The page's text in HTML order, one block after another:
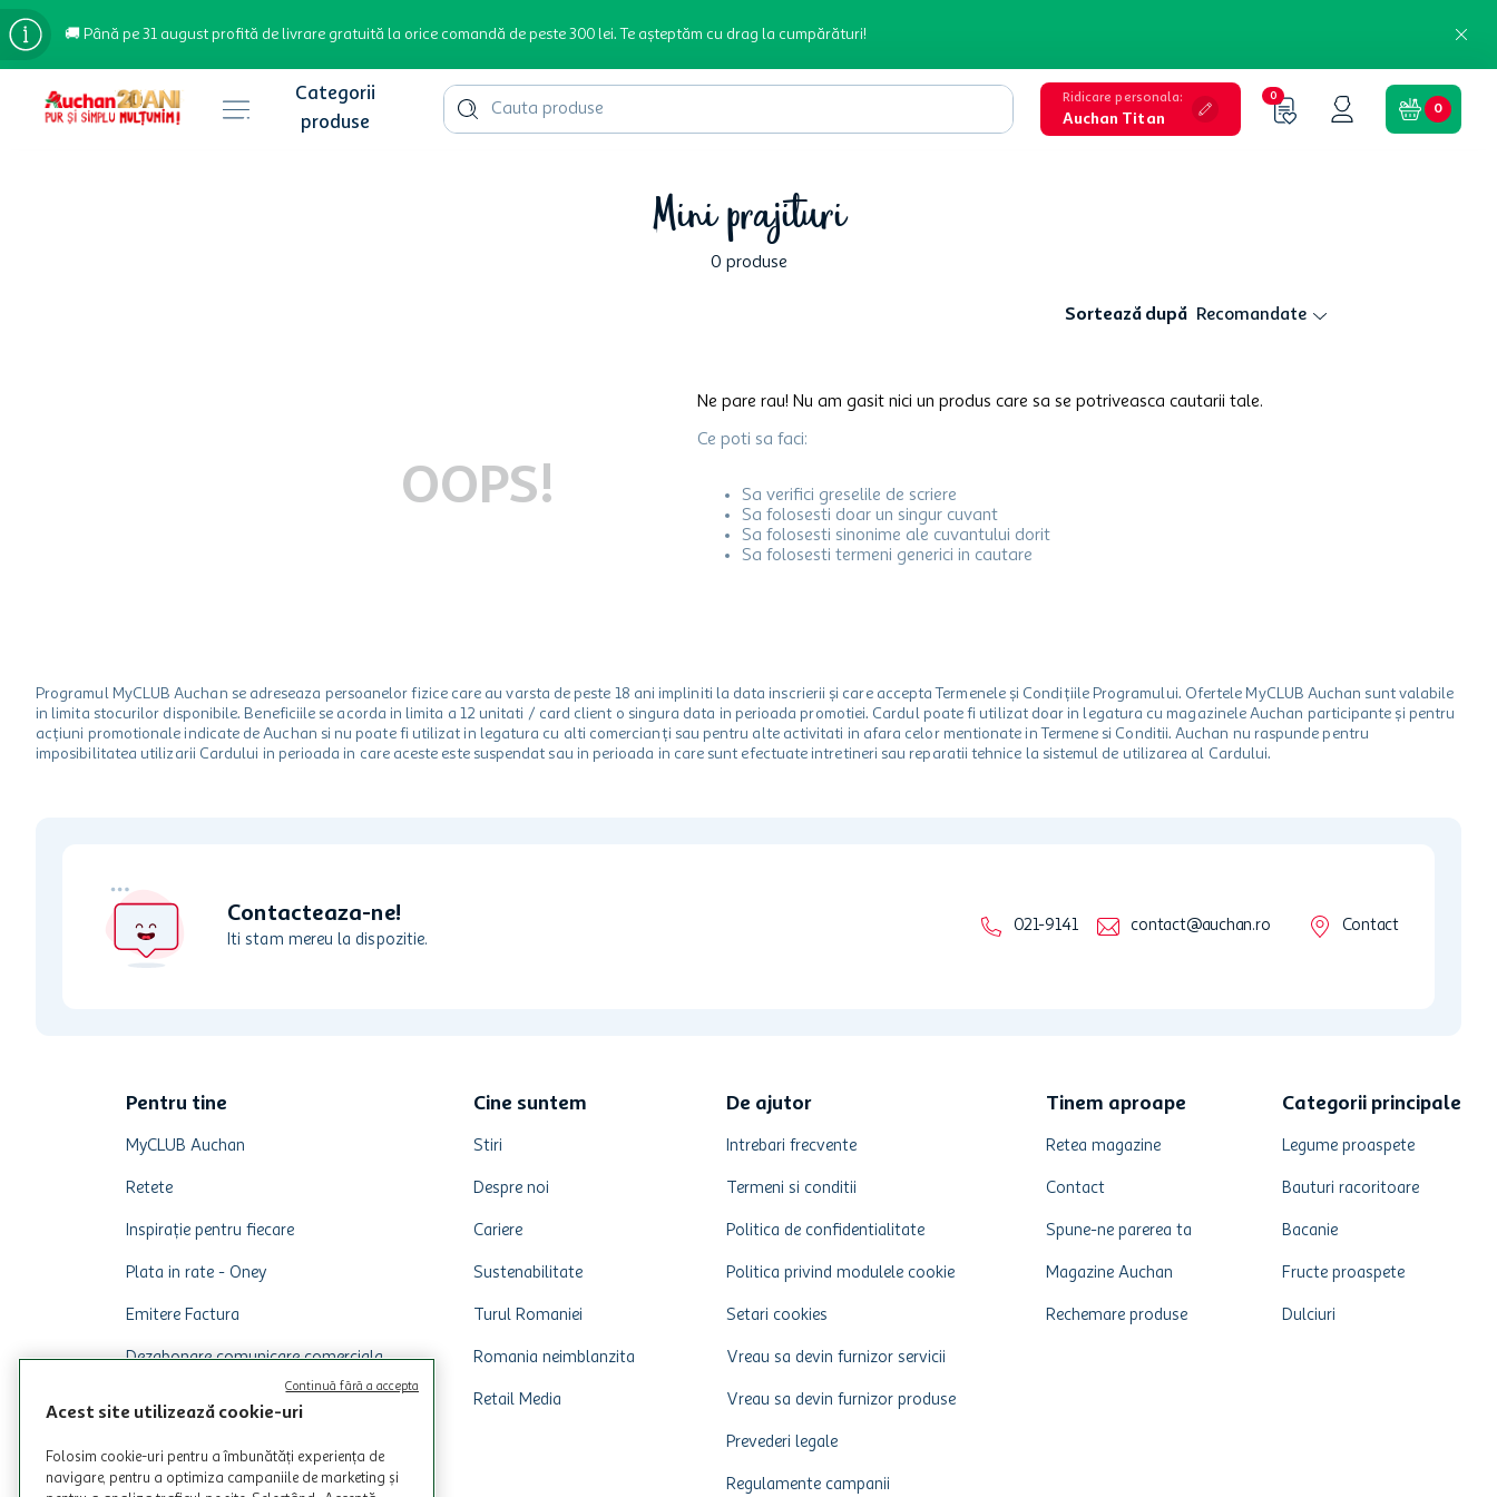
🚚 Până pe 31 august profită de livrare gratuită la orice comandă de peste 300 lei. Te așteptăm cu drag la cumpărături!
Cauta produse Ridicare personala:
Auchan Titan
0
0
Mini prajituri
0 produse
Sortează după Recomandate
OOPS!
Ne pare rau! Nu am gasit nici un produs care sa se potriveasca cautarii tale.
Ce poti sa faci:
Sa verifici greselile de scriere
Sa folosesti doar un singur cuvant
Sa folosesti sinonime ale cuvantului dorit
Sa folosesti termeni generici in cautare
Programul MyCLUB Auchan se adreseaza persoanelor fizice care au varsta de peste 18 ani impliniti la data inscrierii și care accepta Termenele și Condițiile Programului. Ofertele MyCLUB Auchan sunt valabile
in limita stocurilor disponibile. Beneficiile se acorda in limita a 12 unitati / card client o singura data in perioada promotiei. Cardul poate fi utilizat doar in legatura cu magazinele Auchan participante și pentru
acțiuni promotionale indicate de Auchan si nu poate fi utilizat in legatura cu alti comercianți sau pentru alte activitati in afara celor mentionate in Termene si Conditii. Auchan nu raspunde pentru
imposibilitatea utilizarii Cardului in perioada in care aceste este suspendat sau in perioada in care sunt efectuate intretineri sau reparatii tehnice la sistemul de utilizarea al Cardului.
Contacteaza-ne!
Iti stam mereu la dispozitie.
021-9141 contact@auchan.ro Contact
Pentru tine
MyCLUB Auchan
Retete
Inspirație pentru fiecare
Plata in rate - Oney
Emitere Factura
Dezabonare comunicare comerciala
Cine suntem
Stiri
Despre noi
Cariere
Sustenabilitate
Turul Romaniei
Romania neimblanzita
Retail Media
De ajutor
Intrebari frecvente
Termeni si conditii
Politica de confidentialitate
Politica privind modulele cookie
Setari cookies
Vreau sa devin furnizor servicii
Vreau sa devin furnizor produse
Prevederi legale
Regulamente campanii
Tinem aproape
Retea magazine
Contact
Spune-ne parerea ta
Magazine Auchan
Rechemare produse
Categorii principale
Legume proaspete
Bauturi racoritoare
Bacanie
Fructe proaspete
Dulciuri
Acest site utilizează cookie-uri
Folosim cookie-uri pentru a îmbunătăți experiența de
navigare, pentru a optimiza campaniile de marketing și
Continuă fără a accepta